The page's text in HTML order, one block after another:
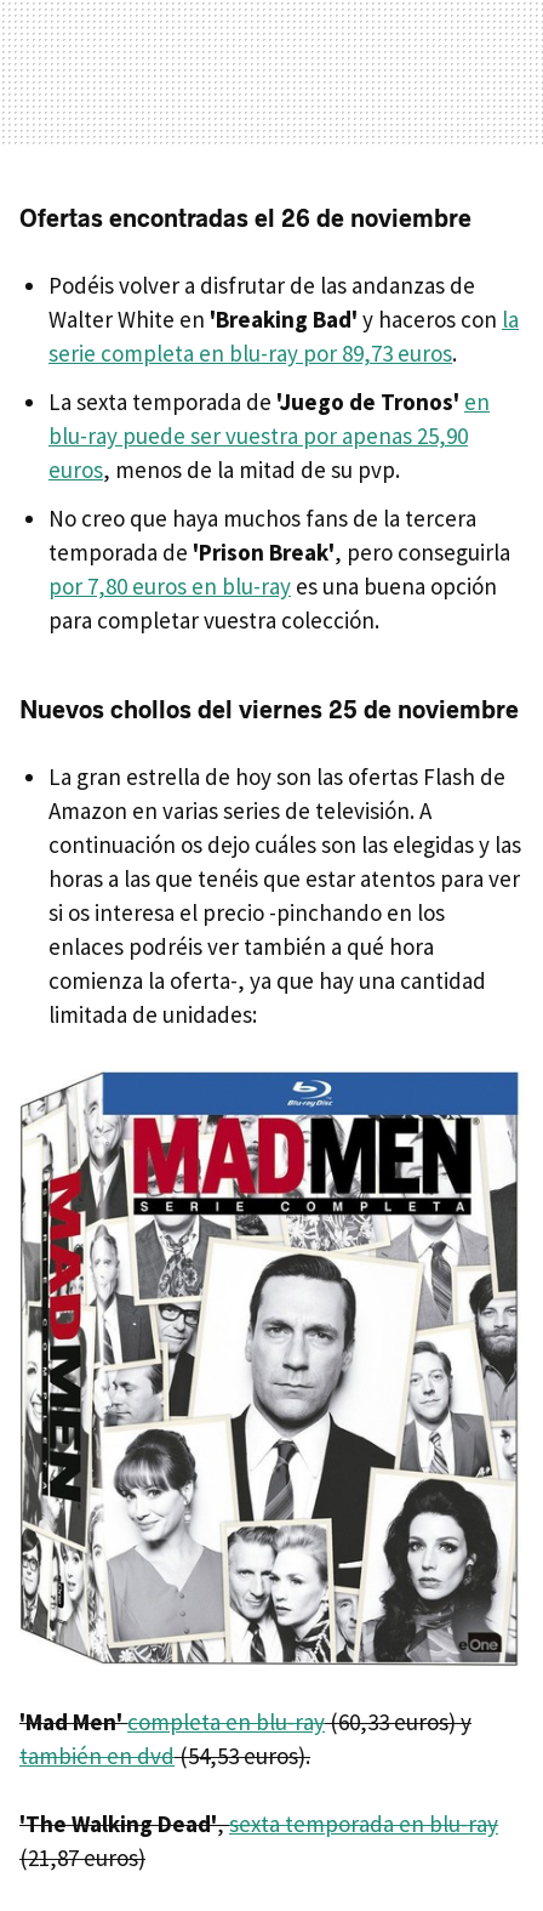
Ofertas encontradas el 26 de noviembre
Podéis volver a disfrutar de las andanzas de
Walter White en 'Breaking Bad' y haceros con la
serie completa en blu-ray por 89,73 euros.
La sexta temporada de 'Juego de Tronos' en
blu-ray puede ser vuestra por apenas 25,90
euros, menos de la mitad de su pvp.
No creo que haya muchos fans de la tercera
temporada de 'Prison Break', pero conseguirla
por 7,80 euros en blu-ray es una buena opción
para completar vuestra colección.
Nuevos chollos del viernes 25 de noviembre
La gran estrella de hoy son las ofertas Flash de
Amazon en varias series de televisión. A
continuación os dejo cuáles son las elegidas y las
horas a las que tenéis que estar atentos para ver
si os interesa el precio -pinchando en los
enlaces podréis ver también a qué hora
comienza la oferta-, ya que hay una cantidad
limitada de unidades:
'Mad Men'completa en blu-ray(60,33 euros) y
también en dvd(54,53 euros).
'The Walking Dead',sexta temporada en blu-ray
(21,87 euros)